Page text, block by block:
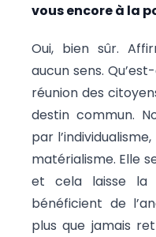
vous encore à la
Oui, bien sûr.
aucun sens.
réunion des
destin commun.
par
matérialisme. Elle
et cela laisse la
bénéficient de
plus que jamais